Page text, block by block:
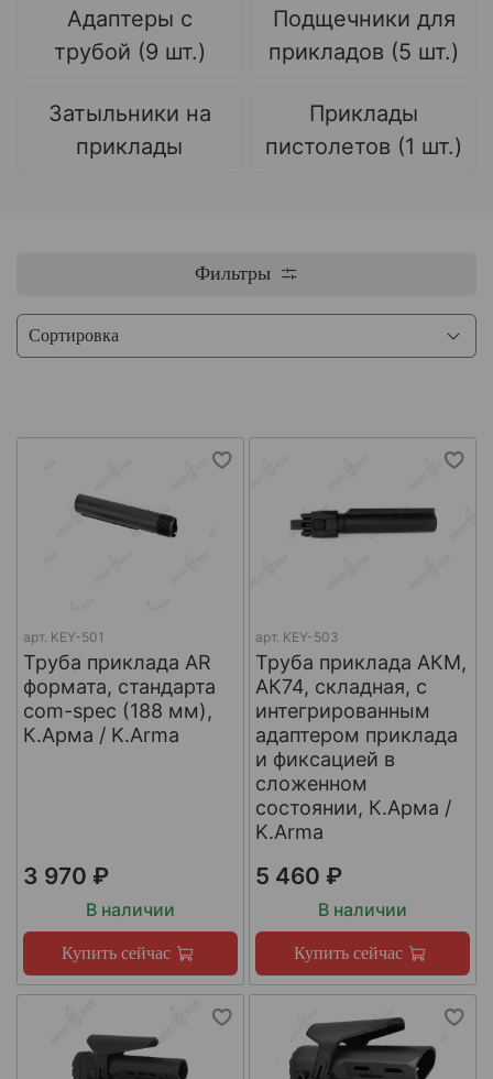
Адаптеры с
трубой (9 шт.)
Подщечники для
прикладов (5 шт.)
Затыльники на
приклады
Приклады
пистолетов (1 шт.)
Фильтры
арт. KEY-501
Труба приклада AR
формата, стандарта
com-spec (188 мм),
К.Арма / K.Arma
3 970 ₽
В наличии
Купить сейчас
арт. KEY-503
Труба приклада АКМ,
АК74, складная, с
интегрированным
адаптером приклада
и фиксацией в
сложенном
состоянии, К.Арма /
K.Arma
5 460 ₽
В наличии
Купить сейчас